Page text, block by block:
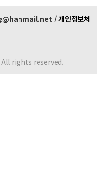
/ 개인정보처
All rights reserved.